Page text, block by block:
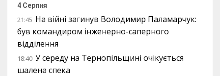
4 Серпня
21:45 На війні загинув Володимир Паламарчук:
був командиром інженерно-саперного
відділення
18:40 У середу на Тернопільщині очікується
шалена спека